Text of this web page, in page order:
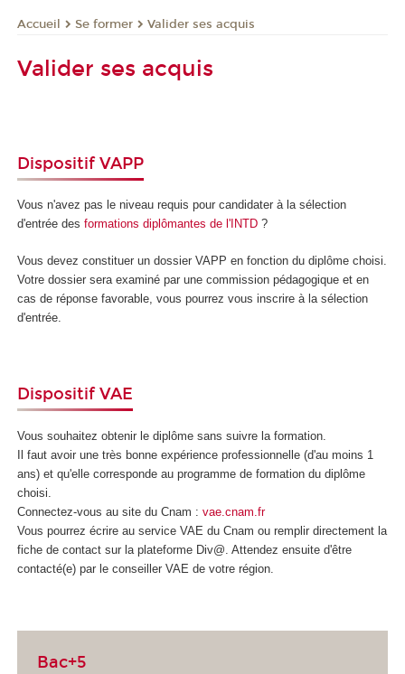
Accueil Se former Valider ses acquis
Valider ses acquis
Dispositif VAPP
Vous n'avez pas le niveau requis pour candidater à la sélection
d'entrée des formations diplômantes de l'INTD ?
Vous devez constituer un dossier VAPP en fonction du diplôme choisi.
Votre dossier sera examiné par une commission pédagogique et en
cas de réponse favorable, vous pourrez vous inscrire à la sélection
d'entrée.
Dispositif VAE
Vous souhaitez obtenir le diplôme sans suivre la formation.
Il faut avoir une très bonne expérience professionnelle (d'au moins 1
ans) et qu'elle corresponde au programme de formation du diplôme
choisi.
Connectez-vous au site du Cnam : vae.cnam.fr
Vous pourrez écrire au service VAE du Cnam ou remplir directement la
fiche de contact sur la plateforme Div@. Attendez ensuite d'être
contacté(e) par le conseiller VAE de votre région.
Bac+5